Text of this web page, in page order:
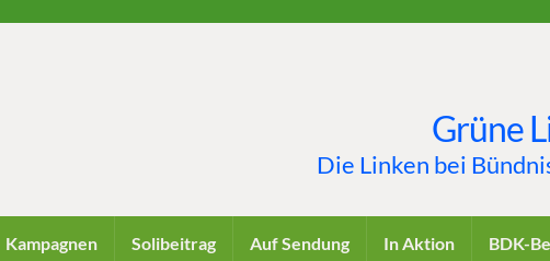
Grüne
Die Linken bei
Kampagnen Solibeitrag Auf Sendung In Aktion BDK-